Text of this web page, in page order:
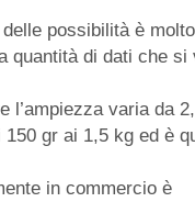
possibilità è
quantità di dati che si
l’ampiezza varia da
gr ai 1,5 kg ed è
in commercio è